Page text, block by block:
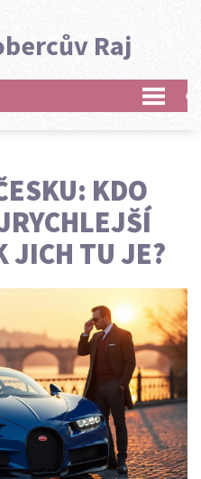
Raj
KDO
JICH TU JE?